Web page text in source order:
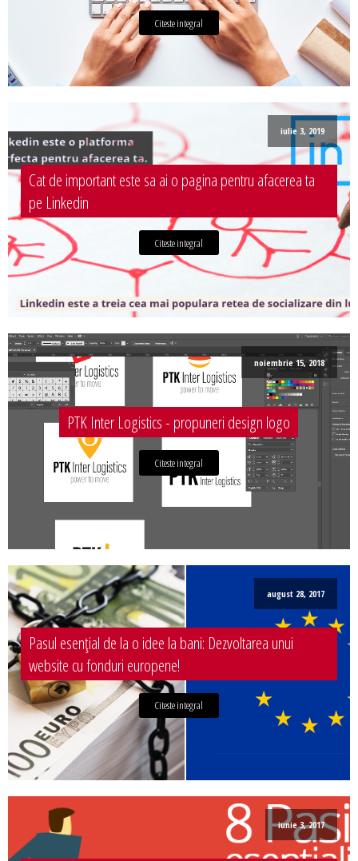
Citeste integral
iulie 3, 2019
Cat de important este sa ai o pagina pentru afacerea ta
pe Linkedin
Citeste integral
noiembrie 15, 2018
PTK Inter Logistics - propuneri design logo
Citeste integral
august 28, 2017
Pasul esențial de la o idee la bani: Dezvoltarea unui
website cu fonduri europene!
Citeste integral
iunie 3, 2017